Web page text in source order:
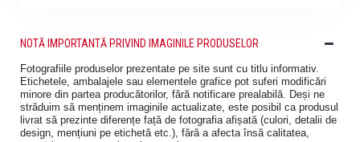
NOTĂ IMPORTANTĂ PRIVIND IMAGINILE PRODUSELOR
Fotografiile produselor prezentate pe site sunt cu titlu informativ.
Etichetele, ambalajele sau elementele grafice pot suferi modificări
minore din partea producătorilor, fără notificare prealabilă. Deși ne
străduim să menținem imaginile actualizate, este posibil ca produsul
livrat să prezinte diferențe față de fotografia afișată (culori, detalii de
design, mențiuni pe etichetă etc.), fără a afecta însă calitatea,